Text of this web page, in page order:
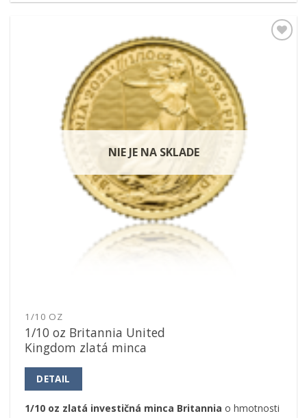
NIE JE NA SKLADE
1/10 OZ
1/10 oz Britannia United
Kingdom zlatá minca
DETAIL
1/10 oz zlatá investičná minca Britannia o hmotnosti